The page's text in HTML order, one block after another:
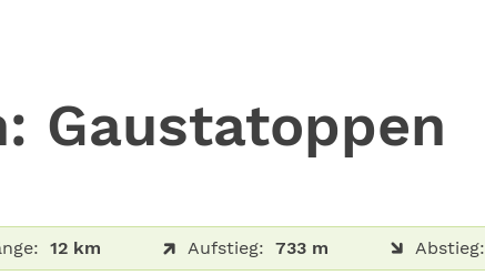
Gaustatoppen
12 km Aufstieg: 733 m Abstieg: